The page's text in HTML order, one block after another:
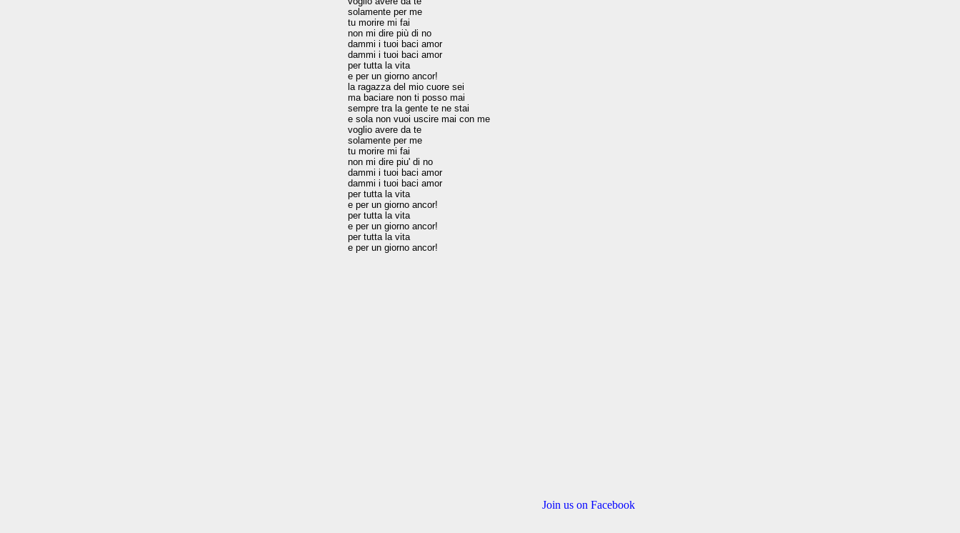
solamente per me
tu morire mi fai
non mi dire più di no
dammi i tuoi baci amor
dammi i tuoi baci amor
per tutta la vita
e per un giorno ancor!
la ragazza del mio cuore sei
ma baciare non ti posso mai
sempre tra la gente te ne stai
e sola non vuoi uscire mai con me
voglio avere da te
solamente per me
tu morire mi fai
non mi dire piu' di no
dammi i tuoi baci amor
dammi i tuoi baci amor
per tutta la vita
e per un giorno ancor!
per tutta la vita
e per un giorno ancor!
per tutta la vita
e per un giorno ancor!
Join us on Facebook